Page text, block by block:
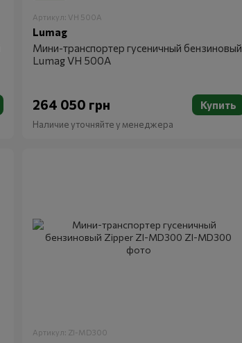
Артикул: VH 500A
Lumag
Мини-транспортер гусеничный бензиновый
Lumag VH 500A
264 050 грн Купить
Наличие уточняйте у менеджера
Артикул: ZI-MD300